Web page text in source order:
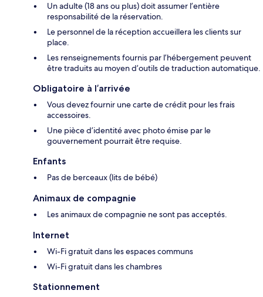
Un adulte (18 ans ou plus) doit assumer l’entière
responsabilité de la réservation.
Le personnel de la réception accueillera les clients sur
place.
Les renseignements fournis par l’hébergement peuvent
être traduits au moyen d’outils de traduction automatique.
Obligatoire à l’arrivée
Vous devez fournir une carte de crédit pour les frais
accessoires.
Une pièce d’identité avec photo émise par le
gouvernement pourrait être requise.
Enfants
Pas de berceaux (lits de bébé)
Animaux de compagnie
Les animaux de compagnie ne sont pas acceptés.
Internet
Wi-Fi gratuit dans les espaces communs
Wi-Fi gratuit dans les chambres
Stationnement